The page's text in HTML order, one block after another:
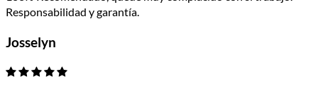
Responsabilidad y garantía.
Josselyn